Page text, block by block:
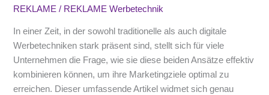
REKLAME / REKLAME Werbetechnik
In einer Zeit, in der sowohl traditionelle als auch digitale
Werbetechniken stark präsent sind, stellt sich für viele
Unternehmen die Frage, wie sie diese beiden Ansätze effektiv
kombinieren können, um ihre Marketingziele optimal zu
erreichen. Dieser umfassende Artikel widmet sich genau
digitale
Werbetechniken
effektiv